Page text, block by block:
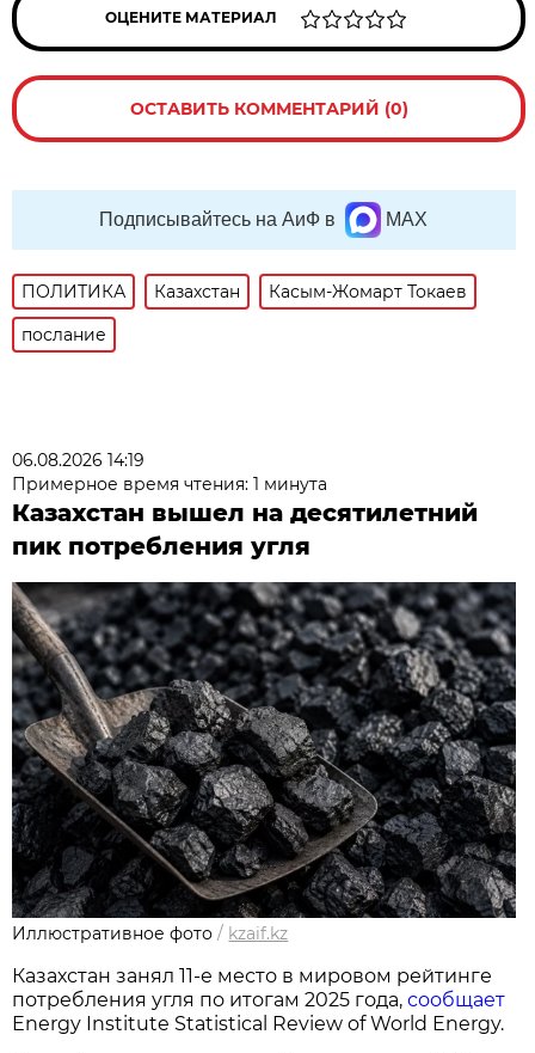
ОЦЕНИТЕ МАТЕРИАЛ
ОСТАВИТЬ КОММЕНТАРИЙ (0)
Подписывайтесь на АиФ в MAX
ПОЛИТИКА Казахстан
Касым-Жомарт Токаев
послание
06.08.2026 14:19
Примерное время чтения: 1 минута
Казахстан вышел на десятилетний
пик потребления угля
Иллюстративное фото / kzaif.kz
Казахстан занял 11-е место в мировом рейтинге
потребления угля по итогам 2025 года,сообщает
Energy Institute Statistical Review of World Energy.